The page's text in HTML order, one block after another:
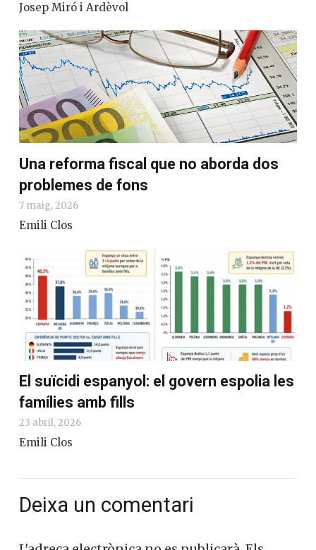
Josep Miró i Ardèvol
Una reforma fiscal que no aborda dos
problemes de fons
7 maig, 2026
Emili Clos
El suïcidi espanyol: el govern espolia les
famílies amb fills
23 abril, 2026
Emili Clos
Deixa un comentari